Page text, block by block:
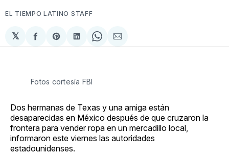
EL TIEMPO LATINO STAFF
𝕏
Compartir
en
Share
on
Compartir
en
Share
on
Compartir
via
Fotos cortesía FBI
Dos hermanas de Texas y una amiga están
desaparecidas en México después de que cruzaron la
frontera para vender ropa en un mercadillo local,
informaron este viernes las autoridades
estadounidenses.